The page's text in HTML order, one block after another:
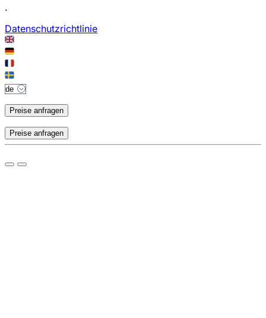
.
Datenschutzrichtlinie
Preise anfragen
Preise anfragen